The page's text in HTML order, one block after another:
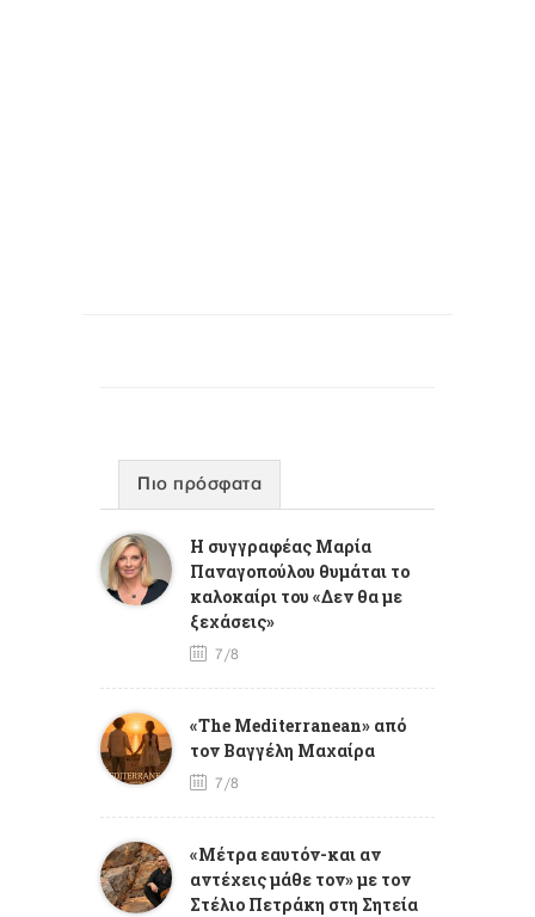
Πιο πρόσφατα
Η συγγραφέας Μαρία
Παναγοπούλου θυμάται το
καλοκαίρι του «Δεν θα με
ξεχάσεις»
7/8
«The Mediterranean» από
τον Βαγγέλη Μαχαίρα
7/8
«Μέτρα εαυτόν-και αν
αντέχεις μάθε τον» με τον
Στέλιο Πετράκη στη Σητεία